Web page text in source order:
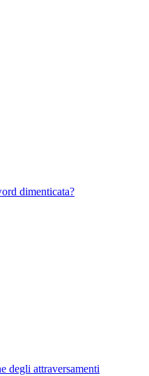
dimenticata?
degli attraversamenti